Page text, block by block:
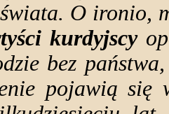
O ironio,
kurdyjscy
bez
pojawią się